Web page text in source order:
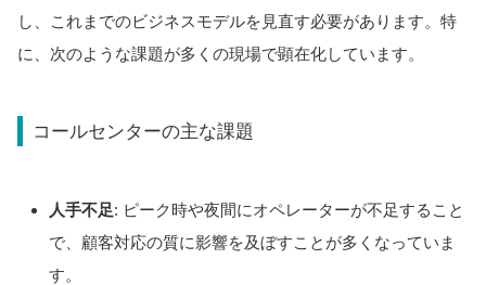
し、これまでのビジネスモデルを見直す必要があります。特
に、次のような課題が多くの現場で顕在化しています。
コールセンターの主な課題
人手不足: ピーク時や夜間にオペレーターが不足すること
で、顧客対応の質に影響を及ぼすことが多くなっていま
す。